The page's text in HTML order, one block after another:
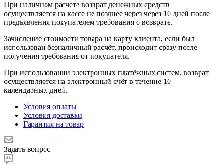
При наличном расчете возврат денежных средств
осуществляется на кассе не позднее через через 10 дней после
предъявления покупателем требования о возврате.
Зачисление стоимости товара на карту клиента, если был
использован безналичный расчёт, происходит сразу после
получения требования от покупателя.
При использовании электронных платёжных систем, возврат
осуществляется на электронный счёт в течение 10
календарных дней.
Условия оплаты
Условия доставки
Гарантия на товар
Задать вопрос